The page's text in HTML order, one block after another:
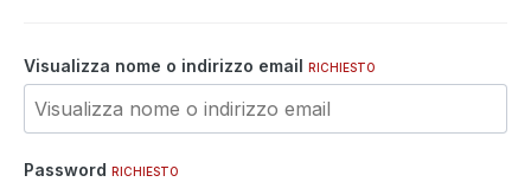
Visualizza nome o indirizzo email RICHIESTO
Password RICHIESTO